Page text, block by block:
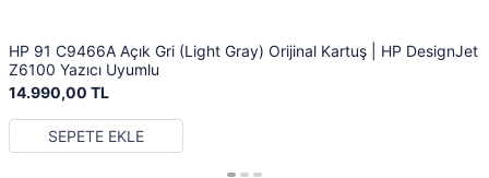
HP 91 C9466A Açık Gri (Light Gray) Orijinal Kartuş | HP DesignJet
Z6100 Yazıcı Uyumlu
14.990,00 TL
SEPETE EKLE